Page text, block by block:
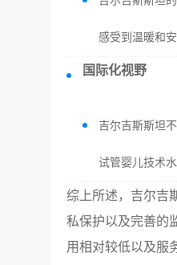
感受到温暖和安
国际化视野
吉尔吉斯斯坦
试管婴儿技术
综上所述，吉尔吉
私保护以及完善的
用相对较低以及服